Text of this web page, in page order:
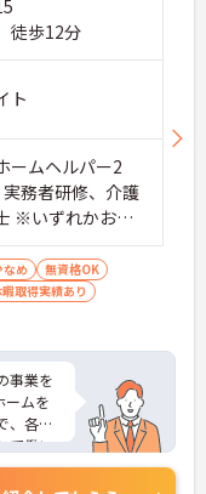
徒歩12分
ト
ームヘルパー2
務者研修、介護
※いずれかお持
い方も相談可
め
無資格OK
取得実績あり
事業を
ームを
、各種
て働い
面接対
すの